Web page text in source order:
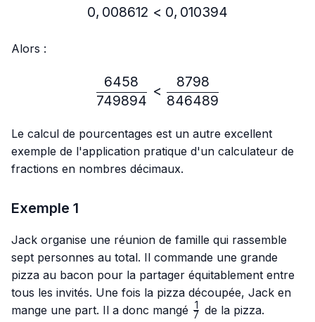
0,008612 < 0,010394
0, 008612 < 0, 010394
Alors :
\frac{6458}{749894} <
749894
6458
<
846489
8798
Le calcul de pourcentages est un autre excellent
exemple de l'application pratique d'un calculateur de
fractions en nombres décimaux.
Exemple 1
Jack organise une réunion de famille qui rassemble
sept personnes au total. Il commande une grande
pizza au bacon pour la partager équitablement entre
tous les invités. Une fois la pizza découpée, Jack en
mange une part. Il a donc mangé \frac{1}
7
1 de la pizza.